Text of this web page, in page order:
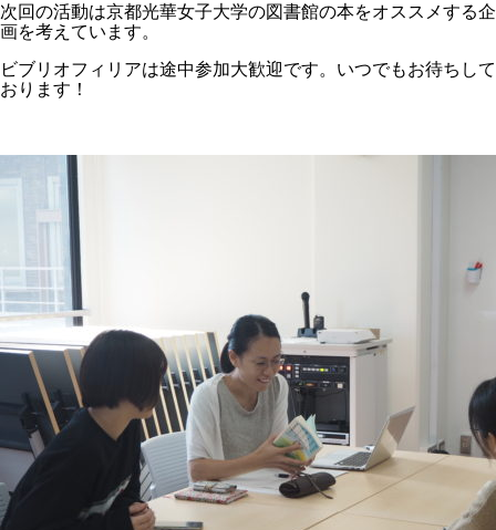
次回の活動は京都光華女子大学の図書館の本をオススメする企
画を考えています。
ビブリオフィリアは途中参加大歓迎です。いつでもお待ちして
おります！